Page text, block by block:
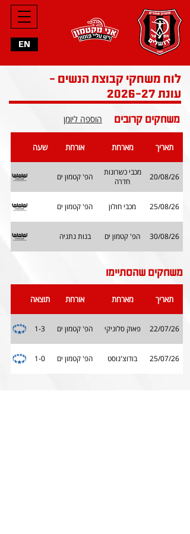
EN
לוח משחקי קבוצת הנשים -
עונת 2026-27
הוספה ליומן משחקים קרובים
שעה אורחת מארחת תאריך
הפ' קטמון ים
מכבי כשרונות
חדרה
20/08/26
הפ' קטמון ים מכבי חולון 25/08/26
בנות נתניה הפ' קטמון ים 30/08/26
משחקים שהסתיימו
תוצאה אורחת מארחת תאריך
1-3 הפ' קטמון ים פאוק סלוניקי 22/07/26
1-0 הפ' קטמון ים בודוצ'נוסט 25/07/26